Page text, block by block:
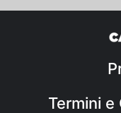
Termini